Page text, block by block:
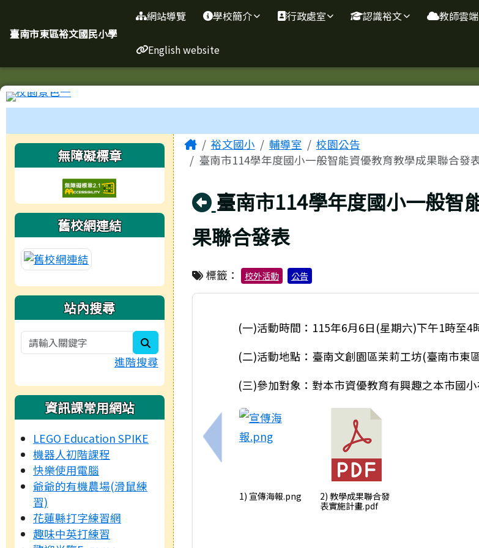
臺南市東區裕文國民小學
臺南市東區裕文國民小學
網站導覽 學校簡介 行政處室 認識裕文 教師雲端
English website
左邊區域內容
無障礙標章
舊校網連結
站內搜尋
search
進階搜尋
資訊課常用網站
LEGO Education SPIKE
機器人初階課程
快樂使用電腦
爺爺的有機農場(滑鼠練
習)
花蓮縣打字練習網
趣味中英打練習
主內容區域
Home裕文國小 輔導室
校園公告
臺南市114學年度國小一般智能資優教育教學成果聯合發
回上頁
臺南市114學年度國小一般智
果聯合發表
標籤： 校外活動 公告
上一筆：安順國中辦理「114學年度國民中學區域職業
(一)活動時間：115年6月6日(星期六)下午1時至4
(二)活動地點：臺南文創園區茉莉工坊(臺南市東
(三)參加對象：對本市資優教育有興趣之本市國
1) 宣傳海報.png
2) 教學成果聯合發
表實施計畫.pdf
頁尾區域